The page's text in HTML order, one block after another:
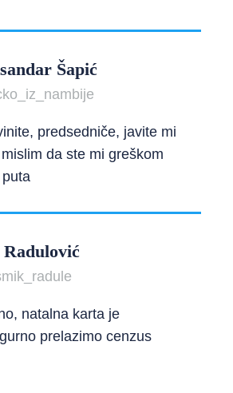
Šapić
predsedniče, javite mi
da ste mi greškom
Radulović
natalna karta je
prelazimo cenzus